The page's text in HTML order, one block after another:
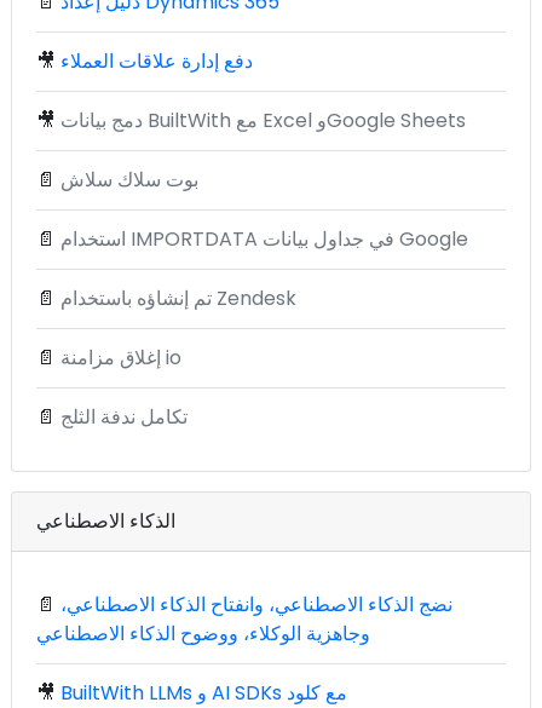
🎥 دفع إدارة علاقات العملاء
🎥 دمج بيانات BuiltWith مع Excel وGoogle Sheets
📄 بوت سلاك سلاش
📄 استخدام IMPORTDATA في جداول بيانات Google
📄 تم إنشاؤه باستخدام Zendesk
📄 إغلاق مزامنة io
📄 تكامل ندفة الثلج
الذكاء الاصطناعي
📄 نضج الذكاء الاصطناعي، وانفتاح الذكاء الاصطناعي،
وجاهزية الوكلاء، ووضوح الذكاء الاصطناعي
🎥 BuiltWith LLMs و AI SDKs مع كلود